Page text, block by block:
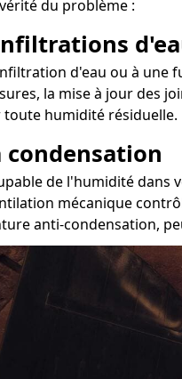
du problème :
d'eau ou à une
la mise à jour des
humidité résiduelle.
de l'humidité dans
mécanique
anti-condensation,